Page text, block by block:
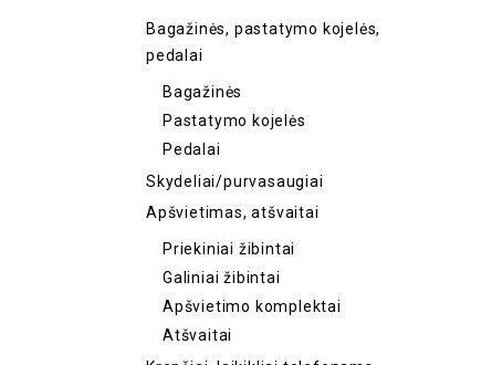
Bagažinės, pastatymo kojelės,
pedalai
Bagažinės
Pastatymo kojelės
Pedalai
Skydeliai/purvasaugiai
Apšvietimas, atšvaitai
Priekiniai žibintai
Galiniai žibintai
Apšvietimo komplektai
Atšvaitai